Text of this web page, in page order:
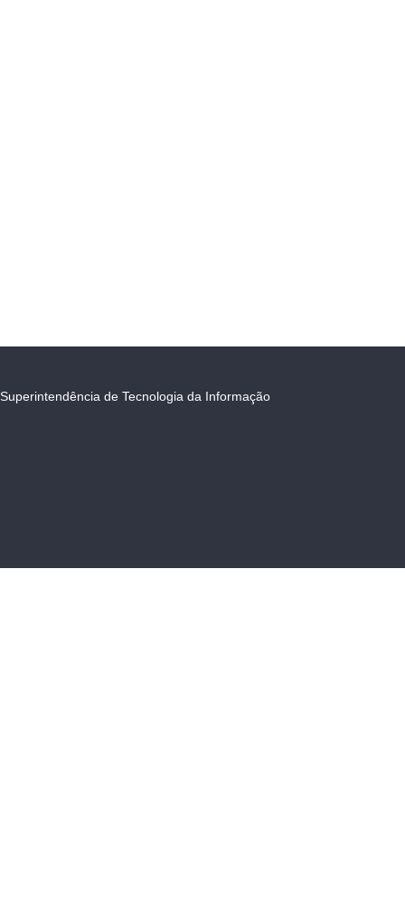
Superintendência de Tecnologia da Informação